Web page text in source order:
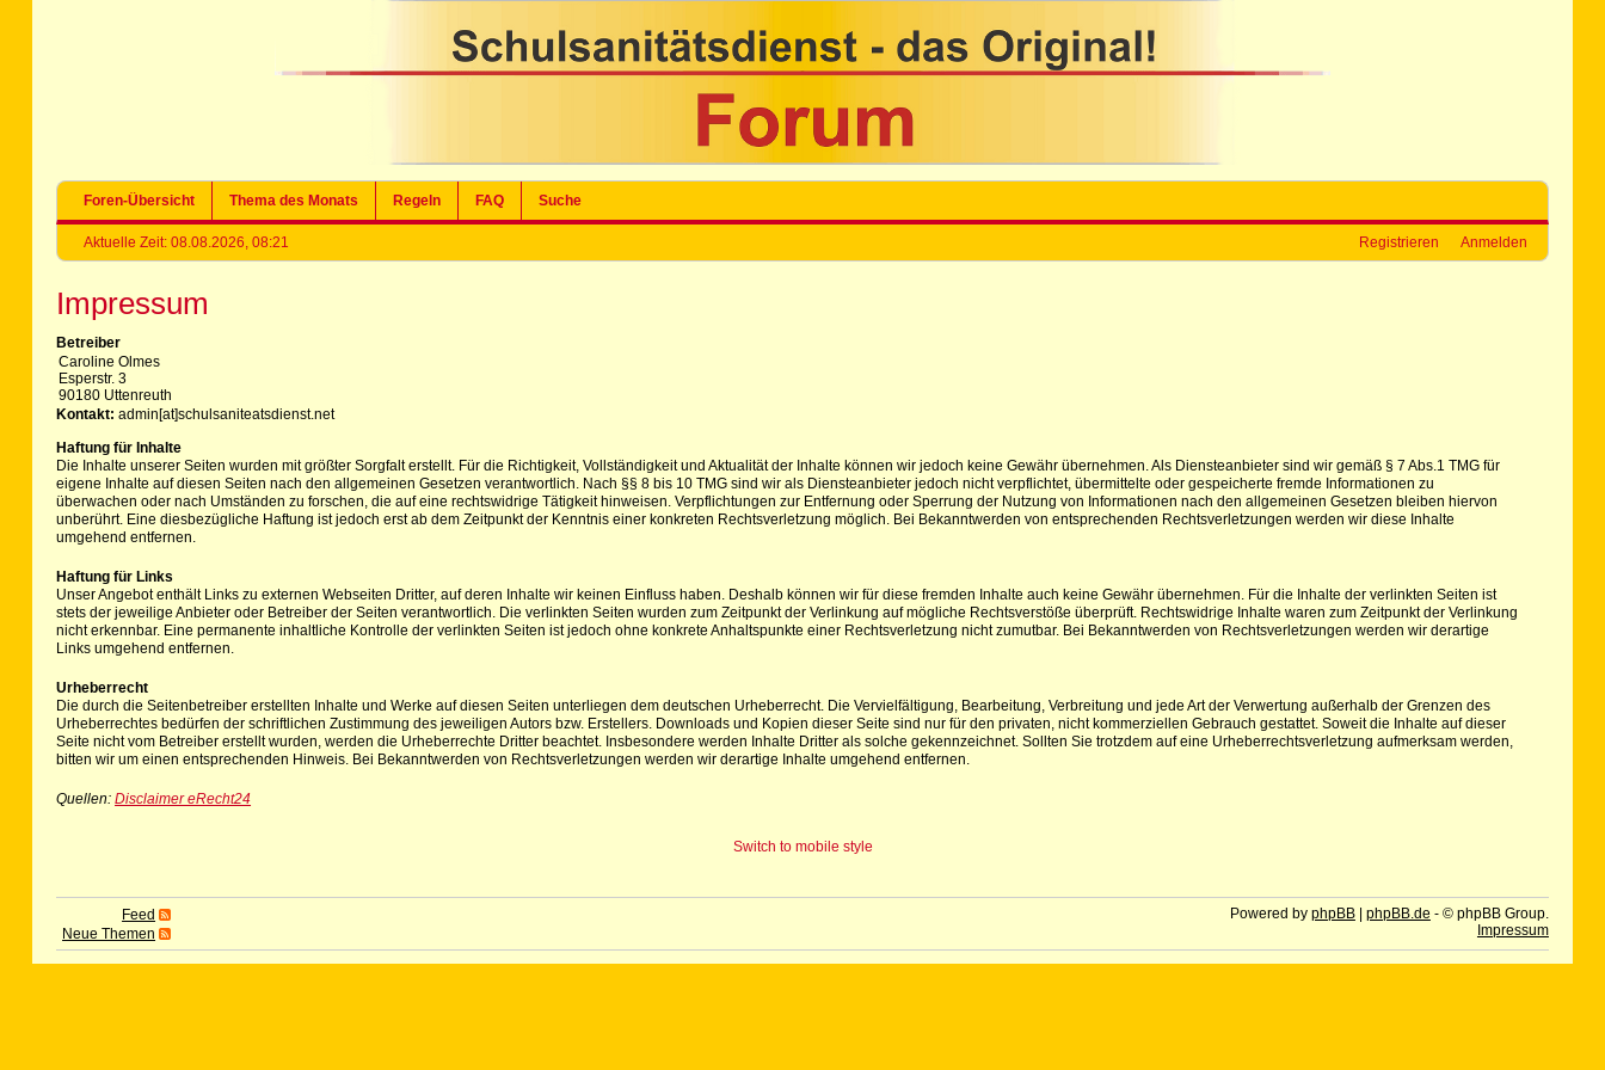
Foren-Übersicht Thema des Monats Regeln FAQ Suche
Aktuelle Zeit: 08.08.2026, 08:21 Registrieren Anmelden
Impressum
Betreiber
Caroline Olmes
Esperstr. 3
90180 Uttenreuth
Kontakt: admin[at]schulsaniteatsdienst.net
Haftung für Inhalte
Die Inhalte unserer Seiten wurden mit größter Sorgfalt erstellt. Für die Richtigkeit, Vollständigkeit und Aktualität der Inhalte können wir jedoch keine Gewähr übernehmen. Als Diensteanbieter sind wir gemäß § 7 Abs.1 TMG für
eigene Inhalte auf diesen Seiten nach den allgemeinen Gesetzen verantwortlich. Nach §§ 8 bis 10 TMG sind wir als Diensteanbieter jedoch nicht verpflichtet, übermittelte oder gespeicherte fremde Informationen zu
überwachen oder nach Umständen zu forschen, die auf eine rechtswidrige Tätigkeit hinweisen. Verpflichtungen zur Entfernung oder Sperrung der Nutzung von Informationen nach den allgemeinen Gesetzen bleiben hiervon
unberührt. Eine diesbezügliche Haftung ist jedoch erst ab dem Zeitpunkt der Kenntnis einer konkreten Rechtsverletzung möglich. Bei Bekanntwerden von entsprechenden Rechtsverletzungen werden wir diese Inhalte
umgehend entfernen.
Haftung für Links
Unser Angebot enthält Links zu externen Webseiten Dritter, auf deren Inhalte wir keinen Einfluss haben. Deshalb können wir für diese fremden Inhalte auch keine Gewähr übernehmen. Für die Inhalte der verlinkten Seiten ist
stets der jeweilige Anbieter oder Betreiber der Seiten verantwortlich. Die verlinkten Seiten wurden zum Zeitpunkt der Verlinkung auf mögliche Rechtsverstöße überprüft. Rechtswidrige Inhalte waren zum Zeitpunkt der Verlinkung
nicht erkennbar. Eine permanente inhaltliche Kontrolle der verlinkten Seiten ist jedoch ohne konkrete Anhaltspunkte einer Rechtsverletzung nicht zumutbar. Bei Bekanntwerden von Rechtsverletzungen werden wir derartige
Links umgehend entfernen.
Urheberrecht
Die durch die Seitenbetreiber erstellten Inhalte und Werke auf diesen Seiten unterliegen dem deutschen Urheberrecht. Die Vervielfältigung, Bearbeitung, Verbreitung und jede Art der Verwertung außerhalb der Grenzen des
Urheberrechtes bedürfen der schriftlichen Zustimmung des jeweiligen Autors bzw. Erstellers. Downloads und Kopien dieser Seite sind nur für den privaten, nicht kommerziellen Gebrauch gestattet. Soweit die Inhalte auf dieser
Seite nicht vom Betreiber erstellt wurden, werden die Urheberrechte Dritter beachtet. Insbesondere werden Inhalte Dritter als solche gekennzeichnet. Sollten Sie trotzdem auf eine Urheberrechtsverletzung aufmerksam werden,
bitten wir um einen entsprechenden Hinweis. Bei Bekanntwerden von Rechtsverletzungen werden wir derartige Inhalte umgehend entfernen.
Quellen:Disclaimer eRecht24
Switch to mobile style
Feed
Neue Themen
Powered by phpBB| phpBB.de - © phpBB Group.
Impressum